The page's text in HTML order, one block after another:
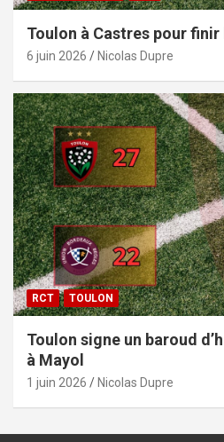
Toulon à Castres pour finir
6 juin 2026 Nicolas Dupre
RCT TOULON
Toulon signe un baroud
à Mayol
1 juin 2026 Nicolas Dupre